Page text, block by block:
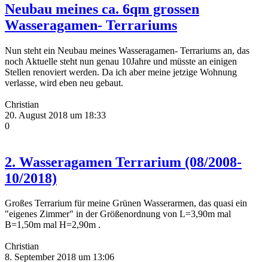
Neubau meines ca. 6qm grossen
Wasseragamen- Terrariums
Nun steht ein Neubau meines Wasseragamen- Terrariums an, das
noch Aktuelle steht nun genau 10Jahre und müsste an einigen
Stellen renoviert werden. Da ich aber meine jetzige Wohnung
verlasse, wird eben neu gebaut.
Christian
20. August 2018 um 18:33
0
2. Wasseragamen Terrarium (08/2008-
10/2018)
Großes Terrarium für meine Grünen Wasserarmen, das quasi ein
"eigenes Zimmer" in der Größenordnung von L=3,90m mal
B=1,50m mal H=2,90m .
Christian
8. September 2018 um 13:06